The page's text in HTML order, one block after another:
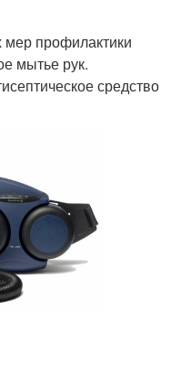
профилактики
мытье рук.
средство